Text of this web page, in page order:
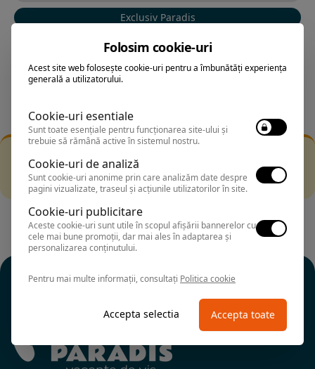
Exclusiv Paradis
Stele 1-5
Stele 5-1
Incearca sa folosesti o cautarea mai generala sau alege
alte fitre.
Folosim cookie-uri
Acest site web folosește cookie-uri pentru a îmbunătăți experiența
generală a utilizatorului.
Cookie-uri esentiale
Sunt toate esențiale pentru funcționarea site-ului și
trebuie să rămână active în sistemul nostru.
Cookie-uri de analiză
Sunt cookie-uri anonime prin care analizăm date despre
pagini vizualizate, traseul și acțiunile utilizatorilor în site.
Cookie-uri publicitare
Aceste cookie-uri sunt utile în scopul afișării bannerelor cu
cele mai bune promoții, dar mai ales în adaptarea și
personalizarea conținutului.
Pentru mai multe informații, consultați Politica cookie
Accepta selectia Accepta toate